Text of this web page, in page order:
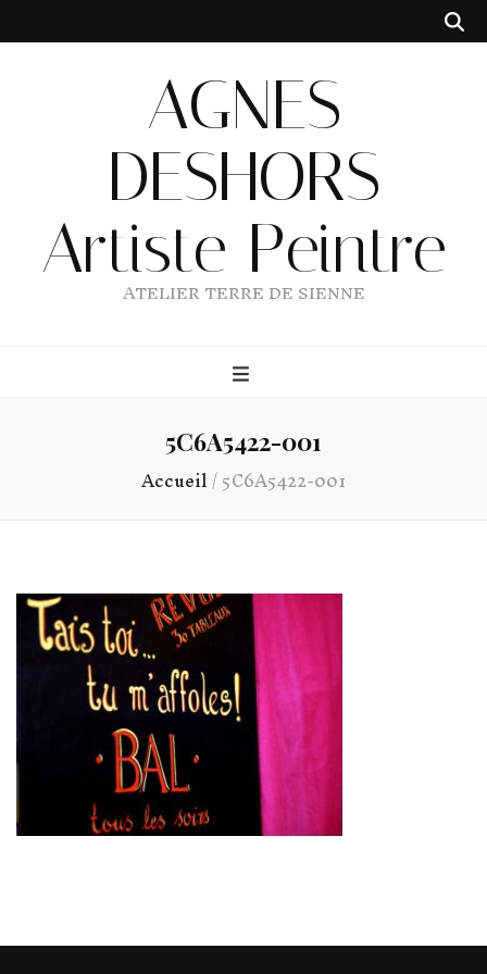
AGNES
DESHORS
Artiste Peintre
ATELIER TERRE DE SIENNE
5C6A5422-001
Accueil/5C6A5422-001